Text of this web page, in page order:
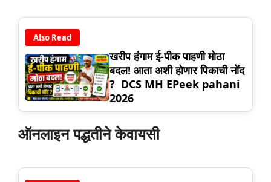
Also Read
खरीप हंगाम ई-पीक पाहणी मोठा
बदल! आता अशी होणार पिकाची नोंद
? DCS MH EPeek pahani
2026
ऑनलाइन पद्धतीने केवायसी